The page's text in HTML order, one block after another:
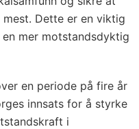
Dette er en viktig
mer motstandsdyktig
en periode på fire år
innsats for å styrke
i